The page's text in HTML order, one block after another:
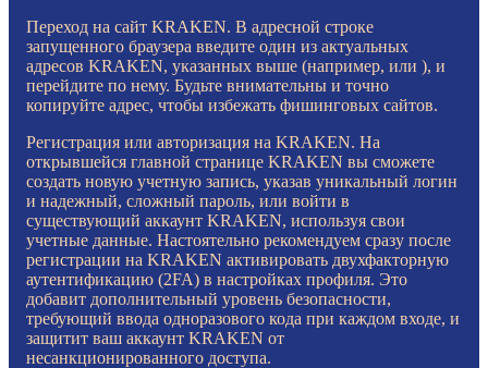
Переход на сайт KRAKEN. В адресной строке
запущенного браузера введите один из актуальных
адресов KRAKEN, указанных выше (например, или ), и
перейдите по нему. Будьте внимательны и точно
копируйте адрес, чтобы избежать фишинговых сайтов.
Регистрация или авторизация на KRAKEN. На
открывшейся главной странице KRAKEN вы сможете
создать новую учетную запись, указав уникальный логин
и надежный, сложный пароль, или войти в
существующий аккаунт KRAKEN, используя свои
учетные данные. Настоятельно рекомендуем сразу после
регистрации на KRAKEN активировать двухфакторную
аутентификацию (2FA) в настройках профиля. Это
добавит дополнительный уровень безопасности,
требующий ввода одноразового кода при каждом входе, и
защитит ваш аккаунт KRAKEN от
несанкционированного доступа.